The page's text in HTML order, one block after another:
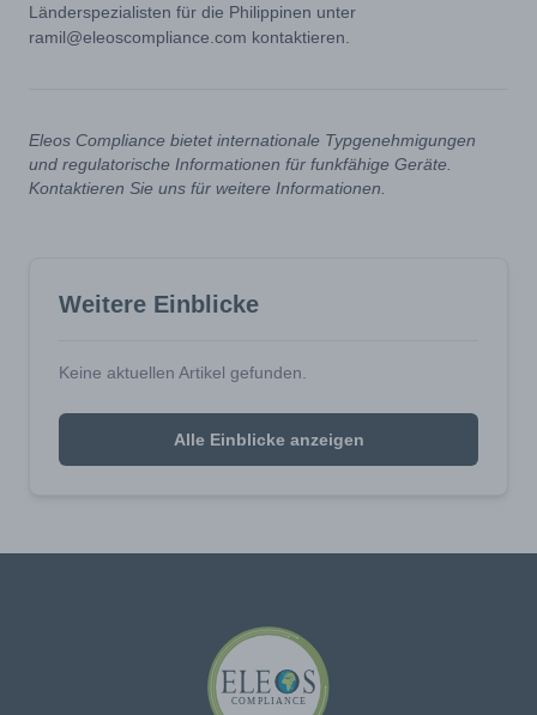
Länderspezialisten für die Philippinen unter
ramil@eleoscompliance.com kontaktieren.
Eleos Compliance bietet internationale Typgenehmigungen
und regulatorische Informationen für funkfähige Geräte.
Kontaktieren Sie uns für weitere Informationen.
Weitere Einblicke
Keine aktuellen Artikel gefunden.
Alle Einblicke anzeigen